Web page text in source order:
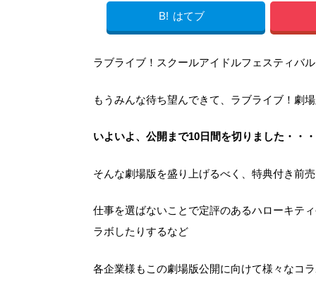
B! はてブ
ラブライブ！スクールアイドルフェスティバ
もうみんな待ち望んできて、ラブライブ！劇
いよいよ、公開まで10日間を切りました・・・
そんな劇場版を盛り上げるべく、特典付き前
仕事を選ばないことで定評のあるハローキテ
ラボしたりするなど
各企業様もこの劇場版公開に向けて様々なコ